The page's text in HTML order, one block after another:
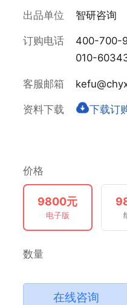
出品单位 智研咨询
订购电话
400-700-
010-
客服邮箱
资料下载 下载订
价格
9800元
电子版
数量
在线咨询